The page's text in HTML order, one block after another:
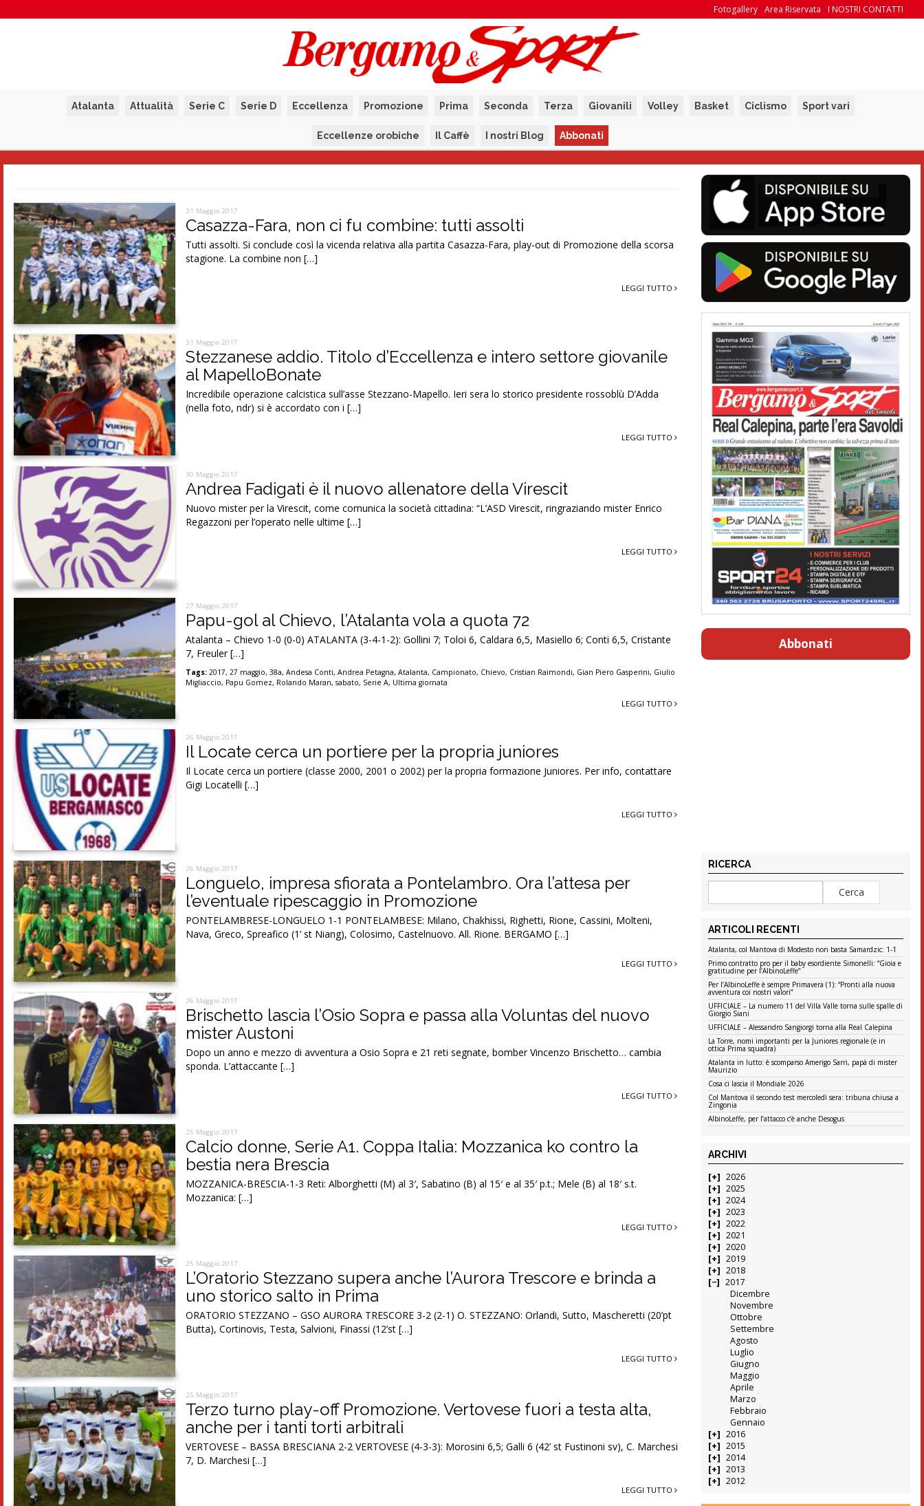
I NOSTRI CONTATTI
Area Riservata
Fotogallery
Atalanta Attualità Serie C Serie D Eccellenza Promozione Prima Seconda Terza Giovanili Volley Basket Ciclismo Sport vari
Eccellenze orobiche Il Caffè I nostri Blog Abbonati
31 Maggio 2017
Casazza-Fara, non ci fu combine: tutti assolti
Tutti assolti. Si conclude così la vicenda relativa alla partita Casazza-Fara, play-out di Promozione della scorsa
stagione. La combine non […]
LEGGI TUTTO
31 Maggio 2017
Stezzanese addio. Titolo d’Eccellenza e intero settore giovanile
al MapelloBonate
Incredibile operazione calcistica sull’asse Stezzano-Mapello. Ieri sera lo storico presidente rossoblù D’Adda
(nella foto, ndr) si è accordato con i […]
LEGGI TUTTO
30 Maggio 2017
Andrea Fadigati è il nuovo allenatore della Virescit
Nuovo mister per la Virescit, come comunica la società cittadina: “L’ASD Virescit, ringraziando mister Enrico
Regazzoni per l’operato nelle ultime […]
LEGGI TUTTO
27 Maggio 2017
Papu-gol al Chievo, l’Atalanta vola a quota 72
Atalanta – Chievo 1-0 (0-0) ATALANTA (3-4-1-2): Gollini 7; Toloi 6, Caldara 6,5, Masiello 6; Conti 6,5, Cristante
7, Freuler […]
Tags: 2017, 27 maggio,38a,Andesa Conti,Andrea Petagna,Atalanta, Campionato, Chievo, Cristian Raimondi, Gian Piero Gasperini, Giulio
Migliaccio, Papu Gomez, Rolando Maran,sabato, Serie A, Ultima giornata
LEGGI TUTTO
26 Maggio 2017
Il Locate cerca un portiere per la propria juniores
Il Locate cerca un portiere (classe 2000, 2001 o 2002) per la propria formazione Juniores. Per info, contattare
Gigi Locatelli […]
LEGGI TUTTO
26 Maggio 2017
Longuelo, impresa sfiorata a Pontelambro. Ora l’attesa per
l’eventuale ripescaggio in Promozione
PONTELAMBRESE-LONGUELO 1-1 PONTELAMBESE: Milano, Chakhissi, Righetti, Rione, Cassini, Molteni,
Nava, Greco, Spreafico (1’ st Niang), Colosimo, Castelnuovo. All. Rione. BERGAMO […]
LEGGI TUTTO
26 Maggio 2017
Brischetto lascia l’Osio Sopra e passa alla Voluntas del nuovo
mister Austoni
Dopo un anno e mezzo di avventura a Osio Sopra e 21 reti segnate, bomber Vincenzo Brischetto… cambia
sponda. L’attaccante […]
LEGGI TUTTO
25 Maggio 2017
Calcio donne, Serie A1. Coppa Italia: Mozzanica ko contro la
bestia nera Brescia
MOZZANICA-BRESCIA-1-3 Reti: Alborghetti (M) al 3′, Sabatino (B) al 15′ e al 35′ p.t.; Mele (B) al 18′ s.t.
Mozzanica: […]
LEGGI TUTTO
25 Maggio 2017
L’Oratorio Stezzano supera anche l’Aurora Trescore e brinda a
uno storico salto in Prima
ORATORIO STEZZANO – GSO AURORA TRESCORE 3-2 (2-1) O. STEZZANO: Orlandi, Sutto, Mascheretti (20’pt
Butta), Cortinovis, Testa, Salvioni, Finassi (12’st […]
LEGGI TUTTO
25 Maggio 2017
Terzo turno play-off Promozione. Vertovese fuori a testa alta,
anche per i tanti torti arbitrali
VERTOVESE – BASSA BRESCIANA 2-2 VERTOVESE (4-3-3): Morosini 6,5; Galli 6 (42’ st Fustinoni sv), C. Marchesi
7, D. Marchesi […]
LEGGI TUTTO
Abbonati
RICERCA
ARTICOLI RECENTI
Atalanta, col Mantova di Modesto non basta Samardzic: 1-1
Primo contratto pro per il baby esordiente Simonelli: “Gioia e
gratitudine per l’AlbinoLeffe”
Per l’AlbinoLeffe è sempre Primavera (1): “Pronti alla nuova
avventura coi nostri valori”
UFFICIALE – La numero 11 del Villa Valle torna sulle spalle di
Giorgio Siani
UFFICIALE – Alessandro Sangiorgi torna alla Real Calepina
La Torre, nomi importanti per la Juniores regionale (e in
ottica Prima squadra)
Atalanta in lutto: è scomparso Amerigo Sarri, papà di mister
Maurizio
Cosa ci lascia il Mondiale 2026
Col Mantova il secondo test mercoledì sera: tribuna chiusa a
Zingonia
AlbinoLeffe, per l’attacco c’è anche Desogus
ARCHIVI
2026
2025
2024
2023
2022
2021
2020
2019
2018
2017
Dicembre
Novembre
Ottobre
Settembre
Agosto
Luglio
Giugno
Maggio
Aprile
Marzo
Febbraio
Gennaio
2016
2015
2014
2013
2012